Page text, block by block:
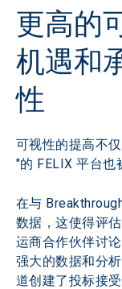
更高的
机遇和
性
可视性的提高不
"的 FELIX 平台也
在与
数据，这使得评
运商合作伙伴讨
强大的数据和分
道创建了投标接